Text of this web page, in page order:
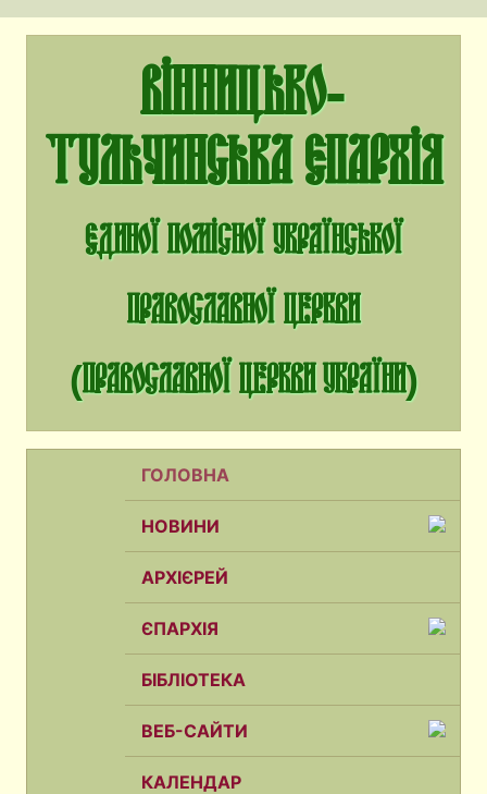
Вінницько-
Тульчинська єпархія
єдиної помісної Української
Православної Церкви
(Православної Церкви України)
ГОЛОВНА
НОВИНИ
АРХІЄРЕЙ
ЄПАРХІЯ
БІБЛІОТЕКА
ВЕБ-САЙТИ
КАЛЕНДАР